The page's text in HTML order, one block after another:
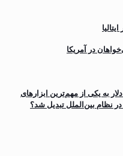
در آمریکا
به یکی از مهم‌ترین ابزارهای
نظام بین‌الملل تبدیل شد؟